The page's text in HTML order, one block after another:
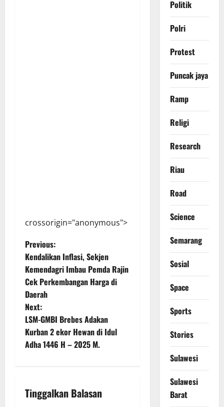
crossorigin="anonymous">
P
o
s
t
n
a
i
Previous:
Kendalikan Inflasi, Sekjen
Kemendagri Imbau Pemda Rajin
Cek Perkembangan Harga di
Daerah
Next:
LSM-GMBI Brebes Adakan
Kurban 2 ekor Hewan di Idul
Adha 1446 H – 2025 M.
Tinggalkan Balasan
Politik
Polri
Protest
Puncak jaya
Ramp
Religi
Research
Riau
Road
Science
Semarang
Sosial
Space
Sports
Stories
Sulawesi
Sulawesi
Barat